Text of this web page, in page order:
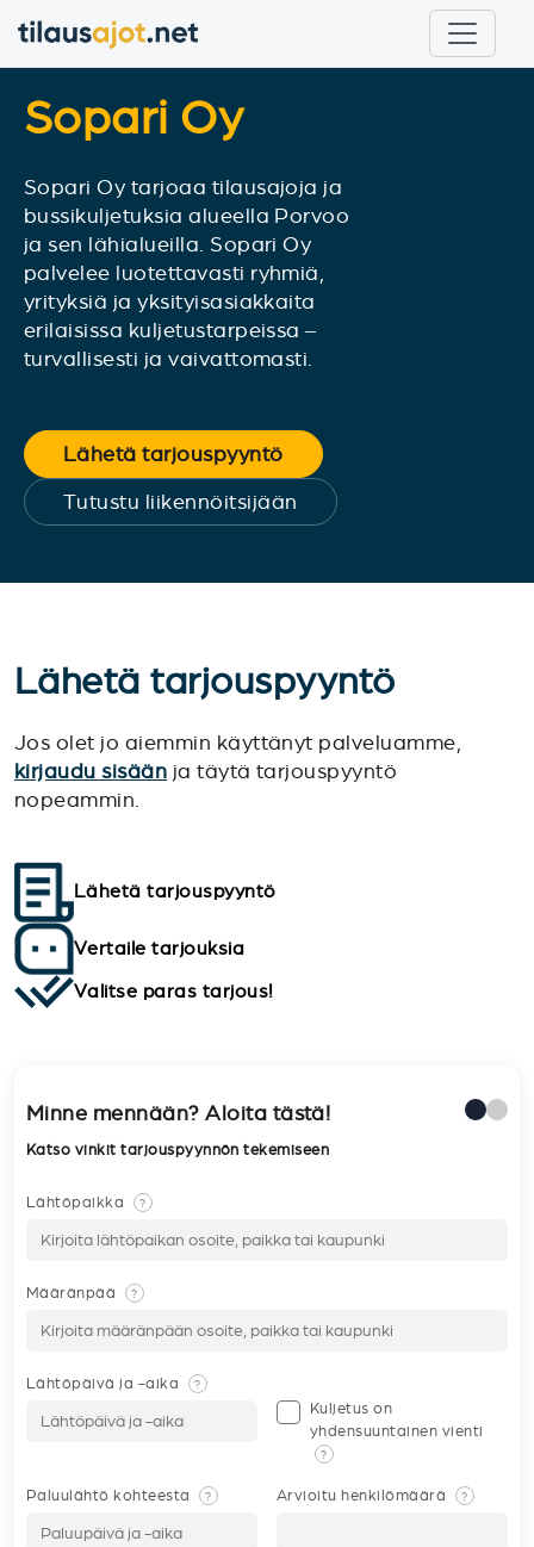
Sopari Oy
Sopari Oy tarjoaa tilausajoja ja
bussikuljetuksia alueella Porvoo
ja sen lähialueilla. Sopari Oy
palvelee luotettavasti ryhmiä,
yrityksiä ja yksityisasiakkaita
erilaisissa kuljetustarpeissa –
turvallisesti ja vaivattomasti.
Lähetä tarjouspyyntö
Tutustu liikennöitsijään
Lähetä tarjouspyyntö
Jos olet jo aiemmin käyttänyt palveluamme,
kirjaudu sisään ja täytä tarjouspyyntö
nopeammin.
Lähetä tarjouspyyntö
Vertaile tarjouksia
Valitse paras tarjous!
Minne mennään? Aloita tästä!
Katso vinkit tarjouspyynnön tekemiseen
Lähtöpaikka ?
Määränpää ?
Lähtöpäivä ja -aika ?
Kuljetus on
yhdensuuntainen vienti
?
Paluulähtö kohteesta ? Arvioitu henkilömäärä ?